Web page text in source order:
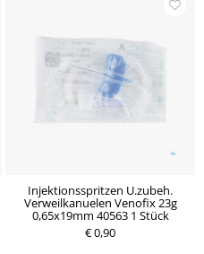
Injektionsspritzen U.zubeh.
Verweilkanuelen Venofix 23g
0,65x19mm 40563 1 Stück
€ 0,90